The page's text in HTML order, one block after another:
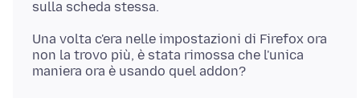
Una volta c'era nelle impostazioni di Firefox ora
non la trovo più, è stata rimossa che l'unica